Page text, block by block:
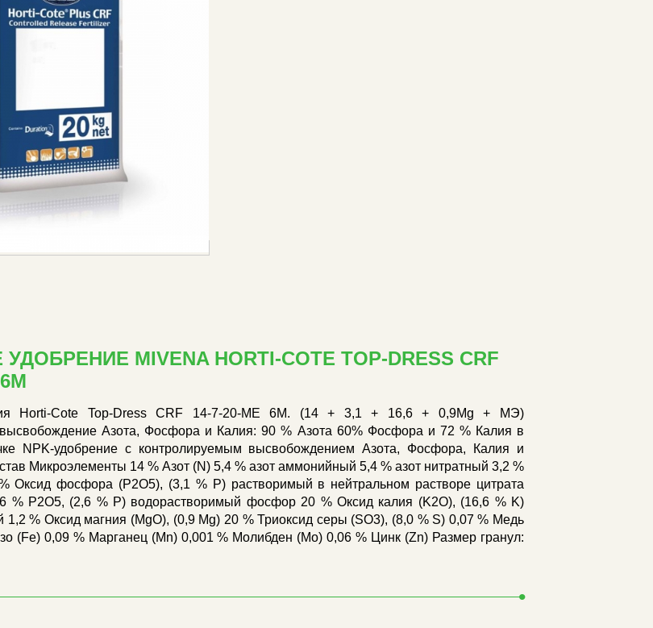
MIVENA HORTI-COTE TOP-DRESS CRF
Horti-Cote Top-Dress CRF 14-7-20-ME 6M. (14 + 3,1 + 16,6 + 0,9Mg + МЭ)
Азота, Фосфора и Калия: 90 % Азота 60% Фосфора и 72 % Калия в
NPK-удобрение с контролируемым высвобождением Азота, Фосфора, Калия и
Микроэлементы 14 % Азот (N) 5,4 % азот аммонийный 5,4 % азот нитратный 3,2 %
Оксид фосфора (P2O5), (3,1 % P) растворимый в нейтральном растворе цитрата
% P2O5, (2,6 % P) водорастворимый фосфор 20 % Оксид калия (K2O), (16,6 % K)
1,2 % Оксид магния (MgO), (0,9 Mg) 20 % Триоксид серы (SO3), (8,0 % S) 0,07 % Медь
(Fe) 0,09 % Марганец (Mn) 0,001 % Молибден (Mo) 0,06 % Цинк (Zn) Размер гранул: